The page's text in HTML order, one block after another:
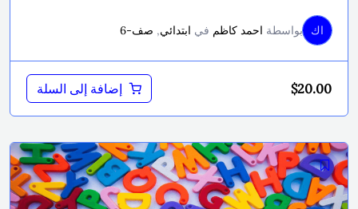
اك بواسطة احمد كاظم في ابتدائي, صف-6
$20.00 إضافة إلى السلة